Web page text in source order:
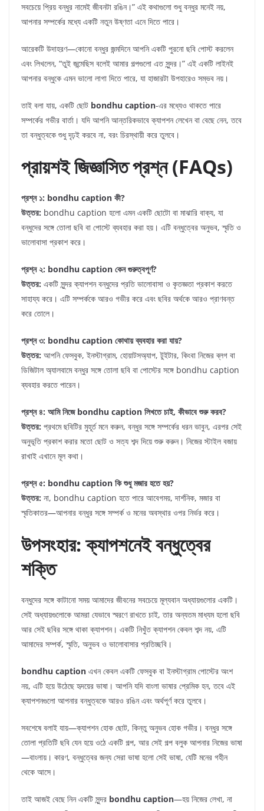
সবচেয়ে প্রিয় বন্ধুর নামেই জীবনটা রঙিন।” এই কথাগুলো শুধু বন্ধুর মনেই নয়,
আপনার সম্পর্কের মধ্যে একটি নতুন উষ্ণতা এনে দিতে পারে।
আরেকটি উদাহরণ—কোনো বন্ধুর জন্মদিনে আপনি একটি পুরনো ছবি পোস্ট করলেন
এবং লিখলেন, “তুই জন্মেছিস বলেই আমার গল্পগুলো এত সুন্দর।” এই একটি লাইনই
আপনার বন্ধুকে এমন ভালো লাগা দিতে পারে, যা হাজারটা উপহারেও সম্ভব নয়।
তাই বলা যায়, একটি ছোট bondhu caption-এর মধ্যেও থাকতে পারে
সম্পর্কের গভীর বার্তা। যদি আপনি আন্তরিকভাবে ক্যাপশন লেখেন বা বেছে নেন, তবে
তা বন্ধুত্বকে শুধু দৃঢ়ই করবে না, বরং চিরস্থায়ী করে তুলবে।
প্রায়শই জিজ্ঞাসিত প্রশ্ন (FAQs)
প্রশ্ন ১: bondhu caption কী?
উত্তর: bondhu caption হলো এমন একটি ছোটো বা মাঝারি বাক্য, যা
বন্ধুদের সঙ্গে তোলা ছবি বা পোস্টে ব্যবহার করা হয়। এটি বন্ধুত্বের অনুভব, স্মৃতি ও
ভালোবাসা প্রকাশ করে।
প্রশ্ন ২: bondhu caption কেন গুরুত্বপূর্ণ?
উত্তর: একটি সুন্দর ক্যাপশন বন্ধুদের প্রতি ভালোবাসা ও কৃতজ্ঞতা প্রকাশ করতে
সাহায্য করে। এটি সম্পর্ককে আরও গভীর করে এবং ছবির অর্থকে আরও প্রাণবন্ত
করে তোলে।
প্রশ্ন ৩: bondhu caption কোথায় ব্যবহার করা যায়?
উত্তর: আপনি ফেসবুক, ইনস্টাগ্রাম, হোয়াটসঅ্যাপ, টুইটার, কিংবা নিজের ব্লগ বা
ডিজিটাল অ্যালবামে বন্ধুর সঙ্গে তোলা ছবি বা পোস্টের সঙ্গে bondhu caption
ব্যবহার করতে পারেন।
প্রশ্ন ৪: আমি নিজে bondhu caption লিখতে চাই, কীভাবে শুরু করব?
উত্তর: প্রথমে ছবিটির মুহূর্ত মনে করুন, বন্ধুর সঙ্গে সম্পর্কের ধরন ভাবুন, এরপর সেই
অনুভূতি প্রকাশ করার মতো ছোট ও সত্য শব্দ দিয়ে শুরু করুন। নিজের স্টাইল বজায়
রাখাই এখানে মূল কথা।
প্রশ্ন ৫: bondhu caption কি শুধু মজার হতে হয়?
উত্তর: না, bondhu caption হতে পারে আবেগময়, দার্শনিক, মজার বা
স্মৃতিকাতর—আপনার বন্ধুর সঙ্গে সম্পর্ক ও মনের অবস্থার ওপর নির্ভর করে।
উপসংহার: ক্যাপশনেই বন্ধুত্বের
শক্তি
বন্ধুদের সঙ্গে কাটানো সময় আমাদের জীবনের সবচেয়ে মূল্যবান অধ্যায়গুলোর একটি।
সেই অধ্যায়গুলোকে আমরা যেভাবে স্মরণে রাখতে চাই, তার অন্যতম মাধ্যম হলো ছবি
আর সেই ছবির সঙ্গে থাকা ক্যাপশন। একটি নিখুঁত ক্যাপশন কেবল শব্দ নয়, এটি
আমাদের সম্পর্ক, স্মৃতি, অনুভব ও ভালোবাসার প্রতিচ্ছবি।
bondhu caption এখন কেবল একটি ফেসবুক বা ইনস্টাগ্রাম পোস্টের অংশ
নয়, এটি হয়ে উঠেছে হৃদয়ের ভাষা। আপনি যদি বাংলা ভাষার প্রেমিক হন, তবে এই
ক্যাপশনগুলো আপনার বন্ধুত্বকে আরও রঙিন এবং অর্থপূর্ণ করে তুলবে।
সবশেষে বলাই যায়—ক্যাপশন হোক ছোট, কিন্তু অনুভব হোক গভীর। বন্ধুর সঙ্গে
তোলা প্রতিটি ছবি যেন হয়ে ওঠে একটি গল্প, আর সেই গল্প বলুক আপনার নিজের ভাষা
—বাংলায়। কারণ, বন্ধুত্বের জন্য সেরা ভাষা হলো সেই ভাষা, যেটি মনের গহীন
থেকে আসে।
তাই আজই বেছে নিন একটি সুন্দর bondhu caption—হয় নিজের লেখা, না